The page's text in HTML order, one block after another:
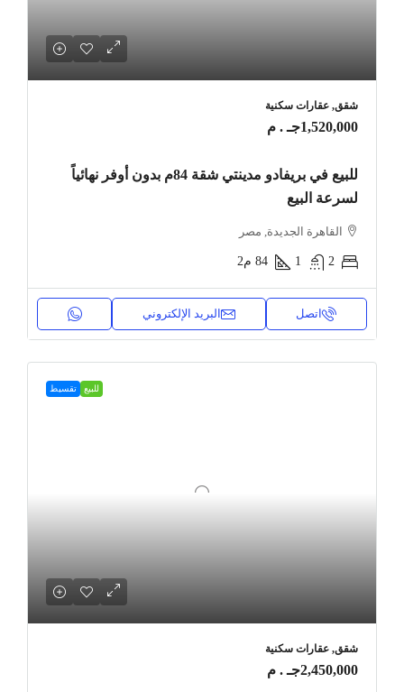
شقق, عقارات سكنية
1,520,000جـ . م
للبيع في بريفادو مدينتي شقة 84م بدون أوفر نهائياً
لسرعة البيع
القاهرة الجديدة, مصر
2
1
84 م2
اتصل البريد الإلكتروني
للبيع تقسيط
شقق, عقارات سكنية
2,450,000جـ . م